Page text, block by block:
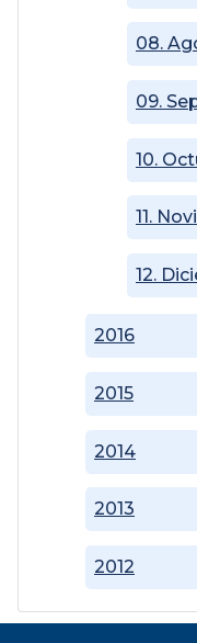
2012
2013
2014
2015
2016
08.
09.
10.
11.
12.